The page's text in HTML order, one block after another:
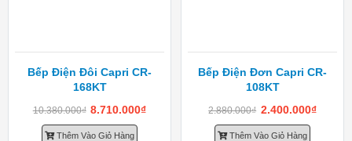
Bếp Điện Đôi Capri CR-
168KT
10.380.000₫ 8.710.000₫
Thêm Vào Giỏ Hàng
Bếp Điện Đơn Capri CR-
108KT
2.880.000₫ 2.400.000₫
Thêm Vào Giỏ Hàng